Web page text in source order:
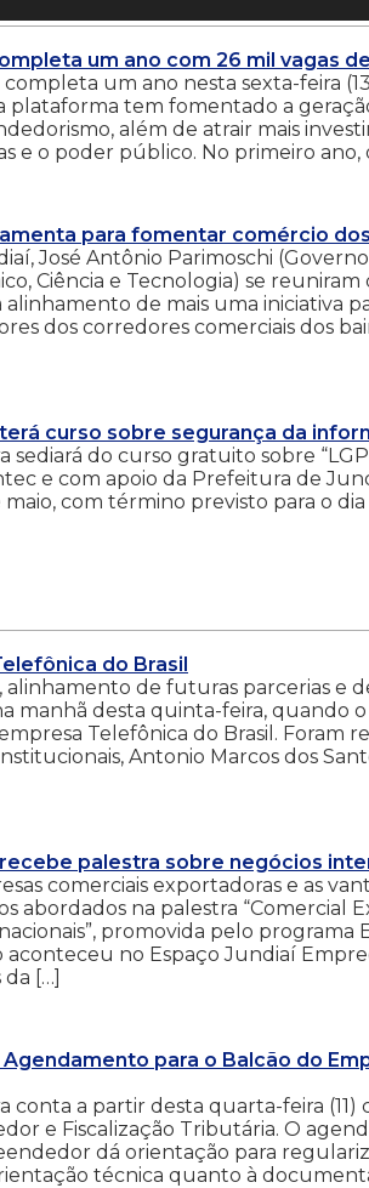
um ano com 26 mil vagas
um ano nesta sexta-feira
a plataforma tem fomentado a
além de atrair mais
e o poder público. No primeiro
para fomentar comércio
José Antônio Parimoschi
Ciência e Tecnologia) se
de mais uma iniciativa
dos corredores comerciais dos
curso sobre segurança da
do curso gratuito sobre
e com apoio da Prefeitura de
maio, com término previsto para o
do Brasil
de futuras parcerias e
manhã desta quinta-feira, quando
Telefônica do Brasil. Foram
Antonio Marcos dos
palestra sobre negócios
comerciais exportadoras e as
abordados na palestra “Comercial
promovida pelo programa
no Espaço Jundiaí
da […]
para o Balcão do
conta a partir desta quarta-feira
e Fiscalização Tributária. O
dá orientação para
técnica quanto à